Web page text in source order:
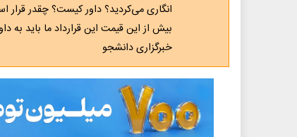
انگاری می‌کردید؟ داور کیست؟ چقدر قرار
بیش از این قیمت این قرارداد ما باید به
خبرگزاری دانشجو